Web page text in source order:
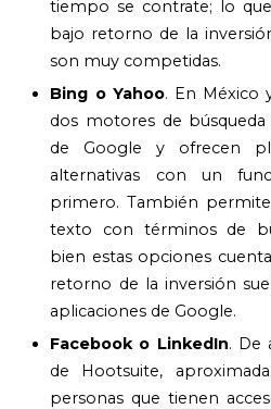
tiempo se contrate; lo
bajo retorno de la
son muy competidas.
Bing o Yahoo. En México
dos motores de
de Google y ofrecen
alternativas con un
primero. También
texto con términos de
bien estas opciones
retorno de la inversión
aplicaciones de Google.
Facebook o LinkedIn. De
de Hootsuite,
personas que tienen